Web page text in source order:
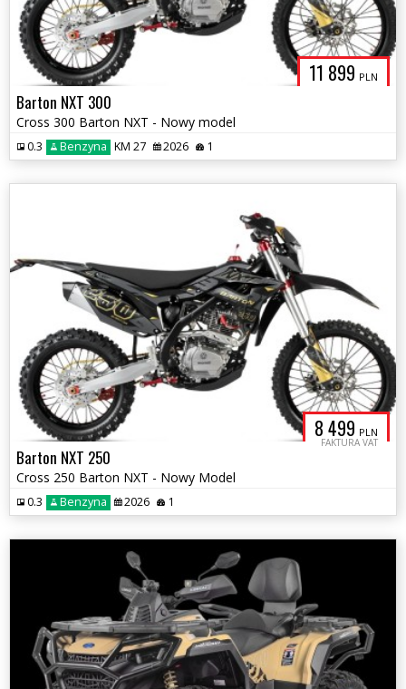
11 899 PLN
Barton NXT 300
Cross 300 Barton NXT - Nowy model
0.3 Benzyna KM 27 2026 1
8 499 PLN
FAKTURA VAT
Barton NXT 250
Cross 250 Barton NXT - Nowy Model
0.3 Benzyna 2026 1